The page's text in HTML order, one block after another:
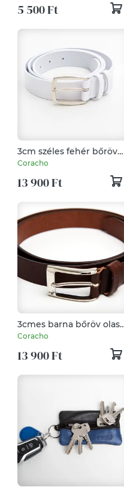
5 500 Ft
3cm széles fehér bőröv
olasz csattal
Coracho
13 900 Ft
3cmes barna bőröv olasz
réz csattal
Coracho
13 900 Ft